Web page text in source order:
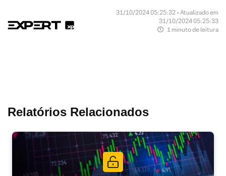
31/10/2024 05:25:32 • Atualizado em
31/10/2024 05:25:33
1 minuto de leitura
Relatórios Relacionados